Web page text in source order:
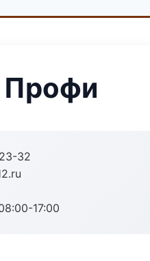
Профи
32
17:00